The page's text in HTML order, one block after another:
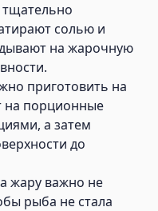
солью и
на жарочную
приготовить на
на порционные
а затем
до
жару важно не
рыба не стала